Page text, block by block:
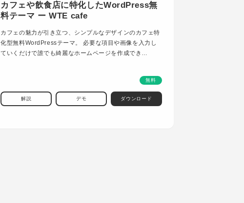
カフェや飲食店に特化したWordPress無
料テーマ ー WTE cafe
カフェの魅力が引き立つ、シンプルなデザインのカフェ特
化型無料WordPressテーマ。 必要な項目や画像を入力し
ていくだけで誰でも綺麗なホームページを作成でき…
無料
解説 デモ ダウンロード